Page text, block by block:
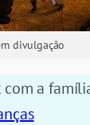
divulgação
com a